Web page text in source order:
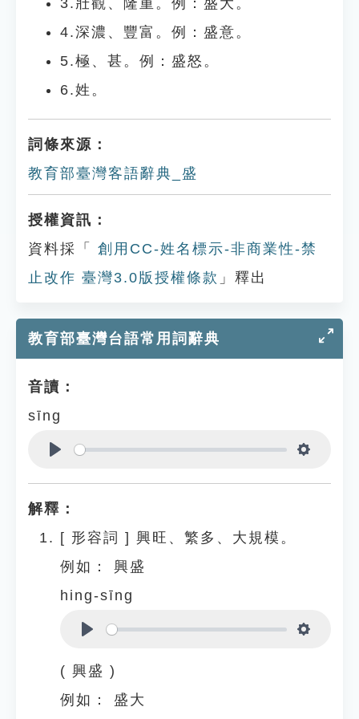
3.壯觀、隆重。例：盛大。
4.深濃、豐富。例：盛意。
5.極、甚。例：盛怒。
6.姓。
詞條來源：
教育部臺灣客語辭典_盛
授權資訊：
資料採「
創用CC-姓名標示-非商業性-禁
止改作 臺灣3.0版授權條款 」釋出
教育部臺灣台語常用詞辭典
音讀：
sīng
解釋：
[ 形容詞 ] 興旺、繁多、大規模。
例如：
興盛
hing-sīng
( 興盛 )
例如：
盛大